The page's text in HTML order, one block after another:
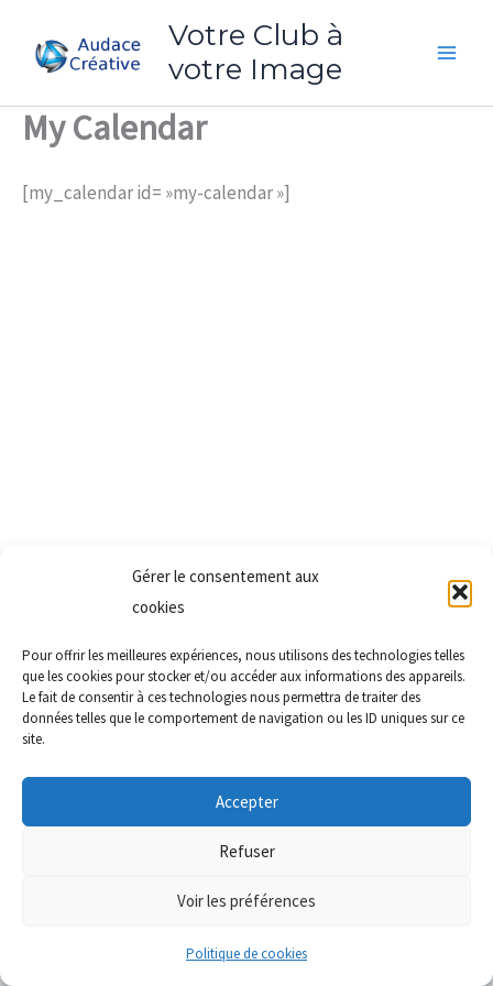
Gérer le consentement aux
cookies
Pour offrir les meilleures expériences, nous utilisons des technologies telles
que les cookies pour stocker et/ou accéder aux informations des appareils.
Le fait de consentir à ces technologies nous permettra de traiter des
données telles que le comportement de navigation ou les ID uniques sur ce
site.
Accepter
Refuser
Voir les préférences
Politique de cookies
contenu
Votre Club à
votre Image
My Calendar
[my_calendar id= »my-calendar »]